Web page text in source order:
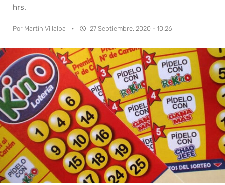
hrs.
Por Martín Villalba · 27 Septiembre, 2020 - 10:26